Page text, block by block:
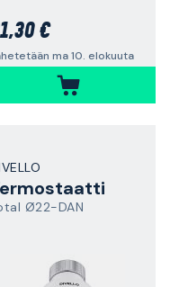
€
ma 10. elokuuta
Ø22-DAN